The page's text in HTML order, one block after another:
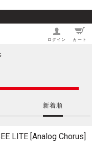
ログイン カート
新着順
LITE [Analog Chorus]